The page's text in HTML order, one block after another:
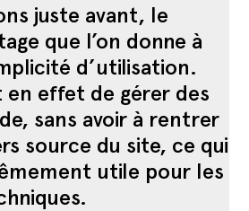
juste avant, le
que l’on donne à
d’utilisation.
en effet de gérer des
sans avoir à rentrer
source du site, ce qui
utile pour les